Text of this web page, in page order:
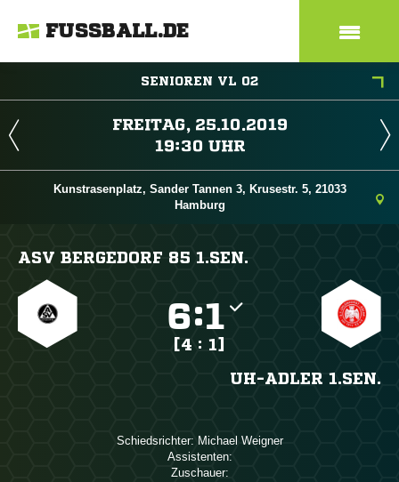
FUSSBALL.DE
SENIOREN VL 02
 
 
Kunstrasenplatz, Sander Tannen 3, Krusestr. 5, 21033
Hamburg
ASV BERGEDORF 85 1.SEN.
:
[4 : 1]
UH-ADLER 1.SEN.
Schiedsrichter:  
Assistenten:
Zuschauer: